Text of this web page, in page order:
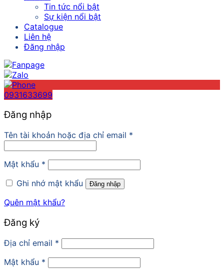
Tin tức nổi bật
Sự kiện nổi bật
Catalogue
Liên hệ
Đăng nhập
0931633699
Đăng nhập
Tên tài khoản hoặc địa chỉ email *
Mật khẩu *
Ghi nhớ mật khẩu
Đăng nhập
Quên mật khẩu?
Đăng ký
Địa chỉ email *
Mật khẩu *